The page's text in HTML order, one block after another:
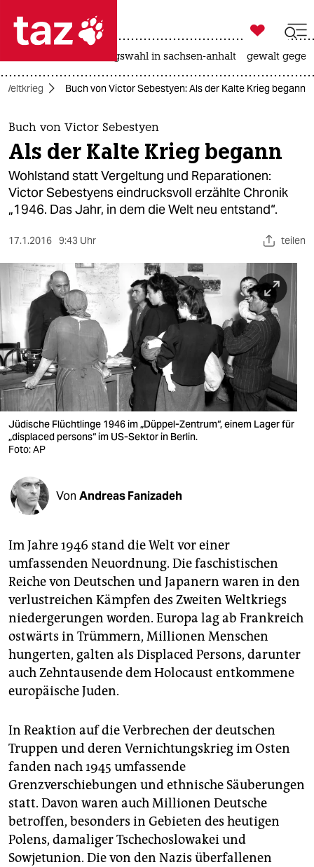
 taz zahl ich
taz zahl ich
themen
politik
öko
sport
berlin
nord
wahrheit
verlag
verlag
shop
fragen & hilfe
unterstützen
abo
genossenschaft
epaper login

taz zahl ich
landtagswahl in sachsen-anhalt gewalt
Buch von Victor Sebestyen: Als der Kalte Krieg begann
Buch von Victor Sebestyen
Als der Kalte Krieg begann
Wohlstand statt Vergeltung und Reparationen:
Victor Sebestyens eindrucksvoll erzählte Chronik
„1946. Das Jahr, in dem die Welt neu entstand“.
17.1.2016 9:43 Uhr teilen
Jüdische Flüchtlinge 1946 im „Düppel-Zentrum“, einem Lager für
„displaced persons“ im US-Sektor in Berlin.
Foto: AP
Von Andreas Fanizadeh
Im Jahre 1946 stand die Welt vor einer
umfassenden Neuordnung. Die faschistischen
Reiche von Deutschen und Japanern waren in den
verlustreichen Kämpfen des Zweiten Weltkriegs
niedergerungen worden. Europa lag ab Frankreich
ostwärts in Trümmern, Millionen Menschen
hungerten, galten als Displaced Persons, darunter
auch Zehntausende dem Holocaust entkommene
europäische Juden.
In Reaktion auf die Verbrechen der deutschen
Truppen und deren Vernichtungskrieg im Osten
fanden nach 1945 umfassende
Grenzverschiebungen und ethnische Säuberungen
statt. Davon waren auch Millionen Deutsche
betroffen, besonders in Gebieten des heutigen
Polens, damaliger Tschechoslowakei und
Sowjetunion. Die von den Nazis überfallenen